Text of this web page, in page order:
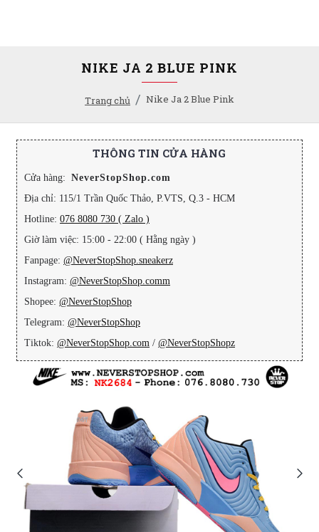
Trang chủ Nike Ja 2 Blue Pink
NIKE JA 2 BLUE PINK
THÔNG TIN CỬA HÀNG
Cửa hàng: NeverStopShop.com
Địa chỉ: 115/1 Trần Quốc Thảo, P.VTS, Q.3 - HCM
Hotline: 076 8080 730 ( Zalo )
Giờ làm việc: 15:00 - 22:00 ( Hằng ngày )
Fanpage: @NeverStopShop.sneakerz
Instagram: @NeverStopShop.comm
Shopee: @NeverStopShop
Telegram: @NeverStopShop
Tiktok: @NeverStopShop.com / @NeverStopShopz